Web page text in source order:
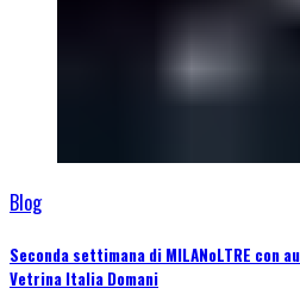
Blog
Seconda settimana di MILANoLTRE con
Vetrina Italia Domani